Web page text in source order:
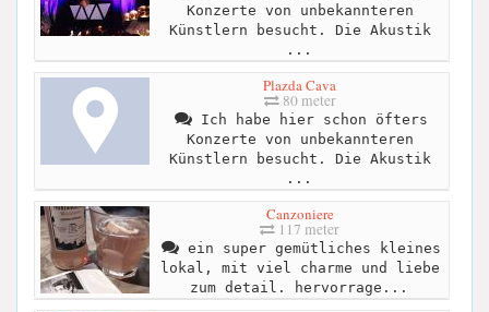
Konzerte von unbekannteren
Künstlern besucht. Die Akustik
...
Plazda Cava
80 meter
Ich habe hier schon öfters
Konzerte von unbekannteren
Künstlern besucht. Die Akustik
...
Canzoniere
117 meter
ein super gemütliches kleines
lokal, mit viel charme und liebe
zum detail. hervorrage...